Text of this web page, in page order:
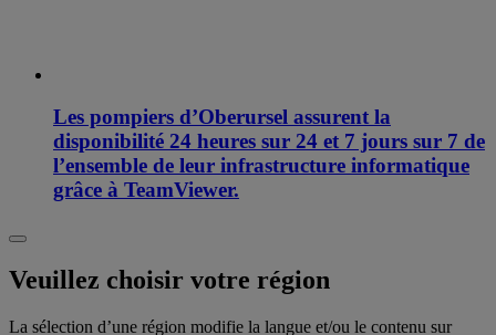
Les pompiers d’Oberursel assurent la
disponibilité 24 heures sur 24 et 7 jours sur 7 de
l’ensemble de leur infrastructure informatique
grâce à TeamViewer.
Veuillez choisir votre région
La sélection d’une région modifie la langue et/ou le contenu sur